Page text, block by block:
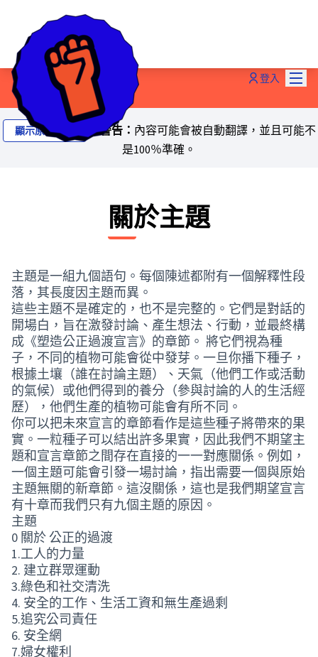
主選
登入
顯示原始文本 警告： 內容可能會被自動翻譯，並且可能不
是100％準確。
關於主題
主題是一組九個語句。每個陳述都附有一個解釋性段
落，其長度因主題而異。
這些主題不是確定的，也不是完整的。它們是對話的
開場白，旨在激發討論、產生想法、行動，並最終構
成《塑造公正過渡宣言》的章節。 將它們視為種
子，不同的植物可能會從中發芽。一旦你播下種子，
根據土壤（誰在討論主題）、天氣（他們工作或活動
的氣候）或他們得到的養分（參與討論的人的生活經
歷），他們生產的植物可能會有所不同。
你可以把未來宣言的章節看作是這些種子將帶來的果
實。一粒種子可以結出許多果實，因此我們不期望主
題和宣言章節之間存在直接的一一對應關係。例如，
一個主題可能會引發一場討論，指出需要一個與原始
主題無關的新章節。這沒關係，這也是我們期望宣言
有十章而我們只有九個主題的原因。
主題
0 關於 公正的過渡
1.工人的力量
2. 建立群眾運動
3.綠色和社交清洗
4. 安全的工作、生活工資和無生產過剩
5.追究公司責任
6. 安全網
7.婦女權利